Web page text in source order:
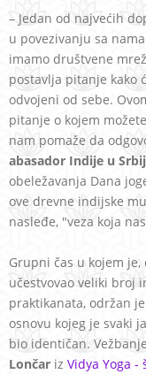
– Jedan od najvećih
u povezivanju sa
imamo društvene
postavlja pitanje kako
odvojeni od sebe.
pitanje o kojem
nam pomaže da
abasador Indije u
obeležavanja Dana
ove drevne indijske
nasleđe, "veza koja
Grupni čas u kojem
učestvovao veliki broj
praktikanata, održan
osnovu kojeg je svaki
bio identičan.
Lončar iz Vidya Yoga -